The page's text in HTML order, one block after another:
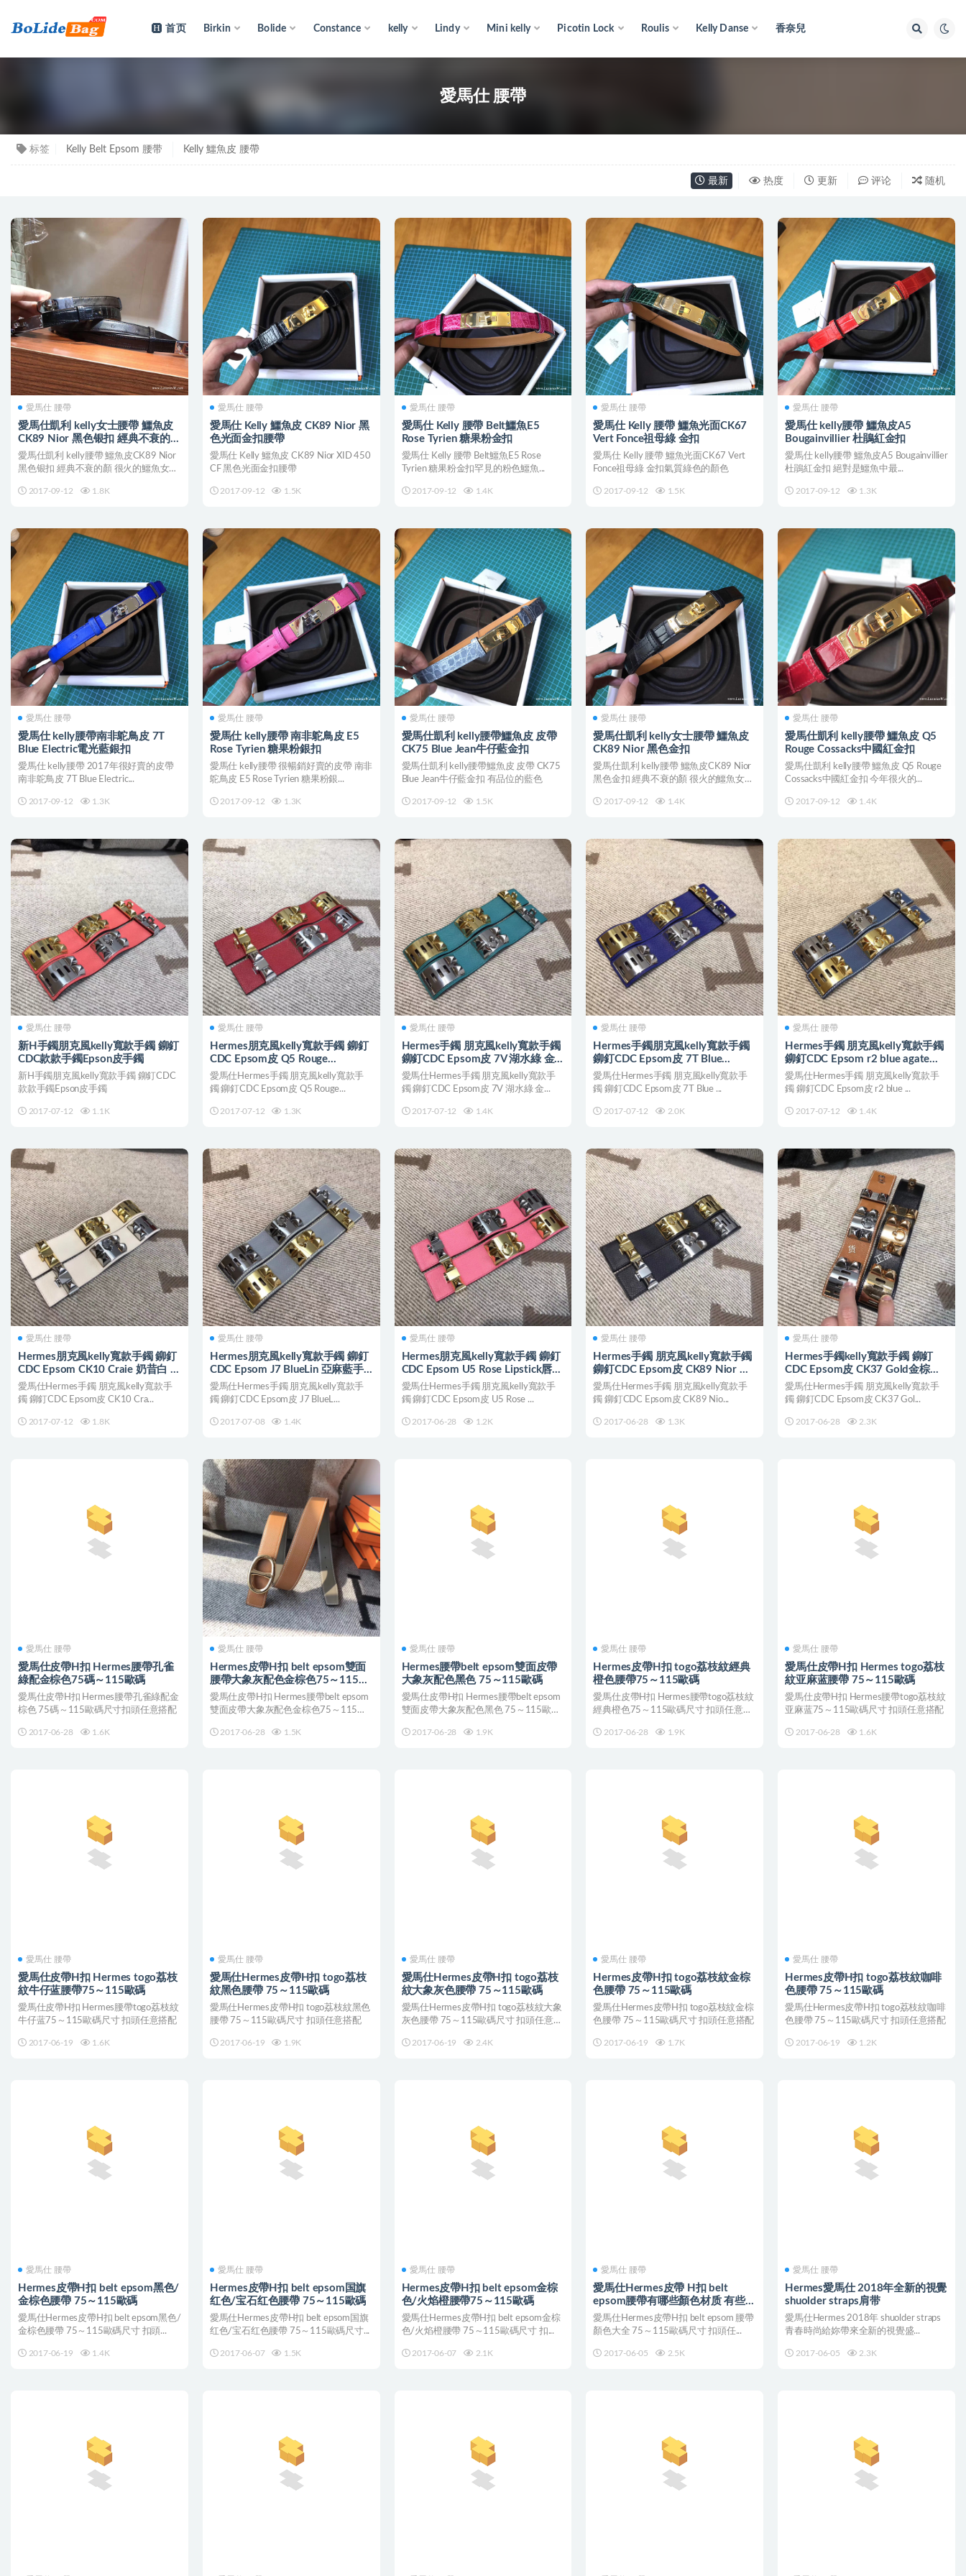
首页 Birkin Bolide Constance kelly Lindy Mini kelly Picotin Lock Roulis Kelly Danse 香奈兒
愛馬仕 腰帶
标签 Kelly Belt Epsom 腰带 Kelly 鱷魚皮 腰帶
最新 热度 更新 评论 随机
愛馬仕 腰帶
愛馬仕凱利 kelly女士腰帶 鱷魚皮
CK89 Nior 黑色银扣 經典不衰的皮
带
愛馬仕凱利 kelly腰帶 鱷魚皮CK89 Nior
黑色银扣 經典不衰的顏 很火的鱷魚女
2017-09-12
1.8K
愛馬仕 腰帶
愛馬仕 Kelly 鱷魚皮 CK89 Nior 黑
色光面金扣腰帶
愛馬仕 Kelly 鱷魚皮 CK89 Nior XID 450
CF 黑色光面金扣腰帶
2017-09-12 1.5K
愛馬仕 腰帶
愛馬仕 Kelly 腰帶 Belt鱷魚E5
Rose Tyrien 糖果粉金扣
愛馬仕 Kelly 腰帶 Belt鱷魚E5 Rose
Tyrien 糖果粉金扣罕見的粉色鱷魚...
2017-09-12 1.4K
愛馬仕 腰帶
愛馬仕 Kelly 腰帶 鱷魚光面CK67
Vert Fonce祖母綠 金扣
愛馬仕 Kelly 腰帶 鱷魚光面CK67 Vert
Fonce祖母綠 金扣氣質綠色的顏色
2017-09-12 1.5K
愛馬仕 腰帶
愛馬仕 kelly腰帶 鱷魚皮A5
Bougainvillier 杜鵑紅金扣
愛馬仕 kelly腰帶 鱷魚皮A5 Bougainvillier
杜鵑紅金扣 絕對是鱷魚中最...
2017-09-12 1.3K
愛馬仕 腰帶
愛馬仕 kelly腰帶南非鴕鳥皮 7T
Blue Electric電光藍銀扣
愛馬仕 kelly腰帶 2017年很好賣的皮帶
南非鴕鳥皮 7T Blue Electric...
2017-09-12 1.3K
愛馬仕 腰帶
愛馬仕 kelly腰帶 南非鴕鳥皮 E5
Rose Tyrien 糖果粉銀扣
愛馬仕 kelly腰帶 很暢銷好賣的皮帶 南非
鴕鳥皮 E5 Rose Tyrien 糖果粉銀...
2017-09-12 1.3K
愛馬仕 腰帶
愛馬仕凱利 kelly腰帶鱷魚皮 皮帶
CK75 Blue Jean牛仔藍金扣
愛馬仕凱利 kelly腰帶鱷魚皮 皮帶 CK75
Blue Jean牛仔藍金扣 有品位的藍色
2017-09-12 1.5K
愛馬仕 腰帶
愛馬仕凱利 kelly女士腰帶 鱷魚皮
CK89 Nior 黑色金扣
愛馬仕凱利 kelly腰帶 鱷魚皮CK89 Nior
黑色金扣 經典不衰的顏 很火的鱷魚女
2017-09-12
1.4K
愛馬仕 腰帶
愛馬仕凱利 kelly腰帶 鱷魚皮 Q5
Rouge Cossacks中國紅金扣
愛馬仕凱利 kelly腰帶 鱷魚皮 Q5 Rouge
Cossacks中國紅金扣 今年很火的...
2017-09-12 1.4K
愛馬仕 腰帶
新H手鐲朋克風kelly寬款手鐲 鉚釘
CDC款款手鐲Epson皮手鐲
新H手鐲朋克風kelly寬款手鐲 鉚釘CDC
款款手鐲Epson皮手鐲
2017-07-12 1.1K
愛馬仕 腰帶
Hermes朋克風kelly寬款手鐲 鉚釘
CDC Epsom皮 Q5 Rouge
Cossacks中國紅
愛馬仕Hermes手鐲 朋克風kelly寬款手
鐲 鉚釘CDC Epsom皮 Q5 Rouge...
2017-07-12 1.3K
愛馬仕 腰帶
Hermes手鐲 朋克風kelly寬款手鐲
鉚釘CDC Epsom皮 7V 湖水綠 金
銀
愛馬仕Hermes手鐲 朋克風kelly寬款手
鐲 鉚釘CDC Epsom皮 7V 湖水綠 金...
2017-07-12 1.4K
愛馬仕 腰帶
Hermes手鐲朋克風kelly寬款手鐲
鉚釘CDC Epsom皮 7T Blue
Electric 電光藍
愛馬仕Hermes手鐲 朋克風kelly寬款手
鐲 鉚釘CDC Epsom皮 7T Blue ...
2017-07-12 2.0K
愛馬仕 腰帶
Hermes手鐲 朋克風kelly寬款手鐲
鉚釘CDC Epsom r2 blue agate玛
瑙蓝
愛馬仕Hermes手鐲 朋克風kelly寬款手
鐲 鉚釘CDC Epsom皮 r2 blue ...
2017-07-12 1.4K
愛馬仕 腰帶
Hermes朋克風kelly寬款手鐲 鉚釘
CDC Epsom CK10 Craie 奶昔白 金
銀扣手环
愛馬仕Hermes手鐲 朋克風kelly寬款手
鐲 鉚釘CDC Epsom皮 CK10 Cra...
2017-07-12 1.8K
愛馬仕 腰帶
Hermes朋克風kelly寬款手鐲 鉚釘
CDC Epsom J7 BlueLin 亞麻藍手
环
愛馬仕Hermes手鐲 朋克風kelly寬款手
鐲 鉚釘CDC Epsom皮 J7 BlueL...
2017-07-08 1.4K
愛馬仕 腰帶
Hermes朋克風kelly寬款手鐲 鉚釘
CDC Epsom U5 Rose Lipstick唇膏
粉色
愛馬仕Hermes手鐲 朋克風kelly寬款手
鐲 鉚釘CDC Epsom皮 U5 Rose ...
2017-06-28 1.2K
愛馬仕 腰帶
Hermes手鐲 朋克風kelly寬款手鐲
鉚釘CDC Epsom皮 CK89 Nior 黑
色手環
愛馬仕Hermes手鐲 朋克風kelly寬款手
鐲 鉚釘CDC Epsom皮 CK89 Nio...
2017-06-28 1.3K
愛馬仕 腰帶
Hermes手鐲kelly寬款手鐲 鉚釘
CDC Epsom皮 CK37 Gold金棕色
手環
愛馬仕Hermes手鐲 朋克風kelly寬款手
鐲 鉚釘CDC Epsom皮 CK37 Gol...
2017-06-28 2.3K
愛馬仕 腰帶
愛馬仕皮帶H扣 Hermes腰帶孔雀
綠配金棕色75碼～115歐碼
愛馬仕皮帶H扣 Hermes腰帶孔雀綠配金
棕色 75碼～115歐碼尺寸扣頭任意搭配
2017-06-28 1.6K
愛馬仕 腰帶
Hermes皮帶H扣 belt epsom雙面
腰帶大象灰配色金棕色75～115歐
碼
愛馬仕皮帶H扣 Hermes腰帶belt epsom
雙面皮帶大象灰配色金棕色75～115歐
2017-06-28
1.5K
愛馬仕 腰帶
Hermes腰帶belt epsom雙面皮帶
大象灰配色黑色 75～115歐碼
愛馬仕皮帶H扣 Hermes腰帶belt epsom
雙面皮帶大象灰配色黑色 75～115歐
2017-06-28
1.9K
愛馬仕 腰帶
Hermes皮帶H扣 togo荔枝紋經典
橙色腰帶75～115歐碼
愛馬仕皮帶H扣 Hermes腰帶togo荔枝紋
經典橙色75～115歐碼尺寸 扣頭任意搭
2017-06-28
1.9K
愛馬仕 腰帶
愛馬仕皮帶H扣 Hermes togo荔枝
紋亚麻蓝腰帶 75～115歐碼
愛馬仕皮帶H扣 Hermes腰帶togo荔枝紋
亚麻蓝75～115歐碼尺寸 扣頭任意搭配
2017-06-28 1.6K
愛馬仕 腰帶
愛馬仕皮帶H扣 Hermes togo荔枝
紋牛仔蓝腰帶75～115歐碼
愛馬仕皮帶H扣 Hermes腰帶togo荔枝紋
牛仔蓝75～115歐碼尺寸 扣頭任意搭配
2017-06-19 1.6K
愛馬仕 腰帶
愛馬仕Hermes皮帶H扣 togo荔枝
紋黑色腰帶 75～115歐碼
愛馬仕Hermes皮帶H扣 togo荔枝紋黑色
腰帶 75～115歐碼尺寸 扣頭任意搭配
2017-06-19 1.9K
愛馬仕 腰帶
愛馬仕Hermes皮帶H扣 togo荔枝
紋大象灰色腰帶 75～115歐碼
愛馬仕Hermes皮帶H扣 togo荔枝紋大象
灰色腰帶 75～115歐碼尺寸 扣頭任意搭
2017-06-19
2.4K
愛馬仕 腰帶
Hermes皮帶H扣 togo荔枝紋金棕
色腰帶 75～115歐碼
愛馬仕Hermes皮帶H扣 togo荔枝紋金棕
色腰帶 75～115歐碼尺寸 扣頭任意搭配
2017-06-19 1.7K
愛馬仕 腰帶
Hermes皮帶H扣 togo荔枝紋咖啡
色腰帶 75～115歐碼
愛馬仕Hermes皮帶H扣 togo荔枝紋咖啡
色腰帶 75～115歐碼尺寸 扣頭任意搭配
2017-06-19 1.2K
愛馬仕 腰帶
Hermes皮帶H扣 belt epsom黑色/
金棕色腰帶 75～115歐碼
愛馬仕Hermes皮帶H扣 belt epsom黑色/
金棕色腰帶 75～115歐碼尺寸 扣頭...
2017-06-19 1.4K
愛馬仕 腰帶
Hermes皮帶H扣 belt epsom国旗
红色/宝石红色腰帶 75～115歐碼
愛馬仕Hermes皮帶H扣 belt epsom国旗
红色/宝石红色腰帶 75～115歐碼尺寸...
2017-06-07 1.5K
愛馬仕 腰帶
Hermes皮帶H扣 belt epsom金棕
色/火焰橙腰帶75～115歐碼
愛馬仕Hermes皮帶H扣 belt epsom金棕
色/火焰橙腰帶 75～115歐碼尺寸 扣...
2017-06-07 2.1K
愛馬仕 腰帶
愛馬仕Hermes皮帶 H扣 belt
epsom腰帶有哪些顏色材质 有些什
麽扣子？
愛馬仕Hermes皮帶H扣 belt epsom 腰帶
顏色大全 75～115歐碼尺寸 扣頭任...
2017-06-05 2.5K
愛馬仕 腰帶
Hermes愛馬仕 2018年全新的視覺
shuolder straps肩带
愛馬仕Hermes 2018年 shuolder straps
青春時尚給妳帶來全新的視覺盛...
2017-06-05 2.3K